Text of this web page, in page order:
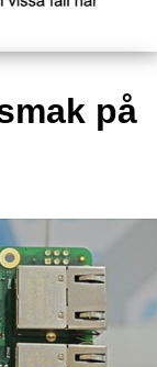
på